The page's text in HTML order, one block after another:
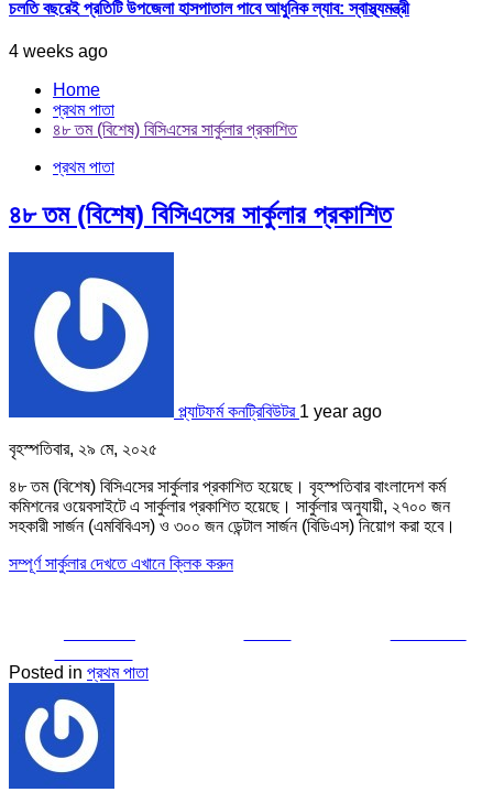
চলতি বছরেই প্রতিটি উপজেলা হাসপাতাল পাবে আধুনিক ল্যাব: স্বাস্থ্যমন্ত্রী
4 weeks ago
Home
প্রথম পাতা
৪৮ তম (বিশেষ) বিসিএসের সার্কুলার প্রকাশিত
প্রথম পাতা
৪৮ তম (বিশেষ) বিসিএসের সার্কুলার প্রকাশিত
প্ল্যাটফর্ম কনট্রিবিউটর 1 year ago
বৃহস্পতিবার, ২৯ মে, ২০২৫
৪৮ তম (বিশেষ) বিসিএসের সার্কুলার প্রকাশিত হয়েছে। বৃহস্পতিবার বাংলাদেশ কর্ম
কমিশনের ওয়েবসাইটে এ সার্কুলার প্রকাশিত হয়েছে। সার্কুলার অনুযায়ী, ২৭০০ জন
সহকারী সার্জন (এমবিবিএস) ও ৩০০ জন ডেন্টাল সার্জন (বিডিএস) নিয়োগ করা হবে।
সম্পূর্ণ সার্কুলার দেখতে এখানে ক্লিক করুন
Posted in প্রথম পাতা